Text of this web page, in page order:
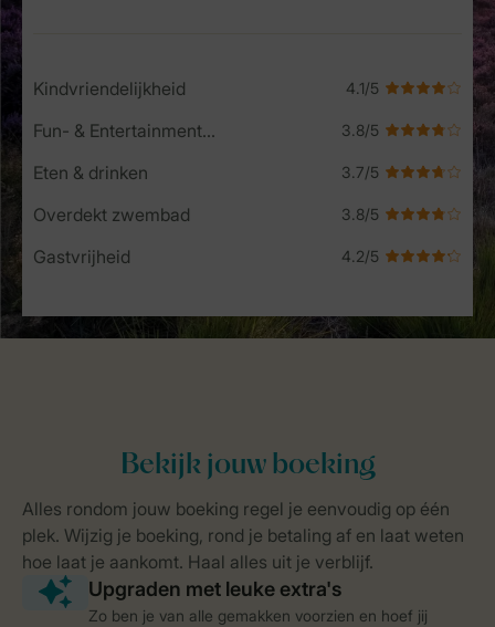
Kindvriendelijkheid
Fun- & Entertainment-programma
Eten & drinken
Overdekt zwembad
Gastvrijheid
Zo ben je van alle gemakken voorzien en hoef jij